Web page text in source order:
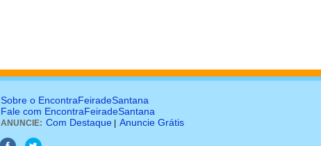
Sobre o EncontraFeiradeSantana
Fale com EncontraFeiradeSantana
ANUNCIE: Com Destaque Anuncie Grátis